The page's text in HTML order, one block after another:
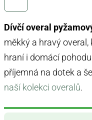
Dívčí overal
měkký a hravý
hraní i domácí
příjemná na dotek a
naší kolekci overalů.